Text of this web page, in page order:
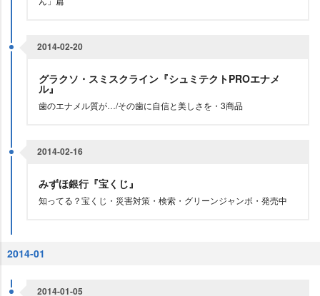
2014-02-20
グラクソ・スミスクライン『シュミテクトPROエナメ
ル』
歯のエナメル質が…/その歯に自信と美しさを・3商品
2014-02-16
みずほ銀行『宝くじ』
知ってる？宝くじ・災害対策・検索・グリーンジャンボ・発売中
2014-01
2014-01-05